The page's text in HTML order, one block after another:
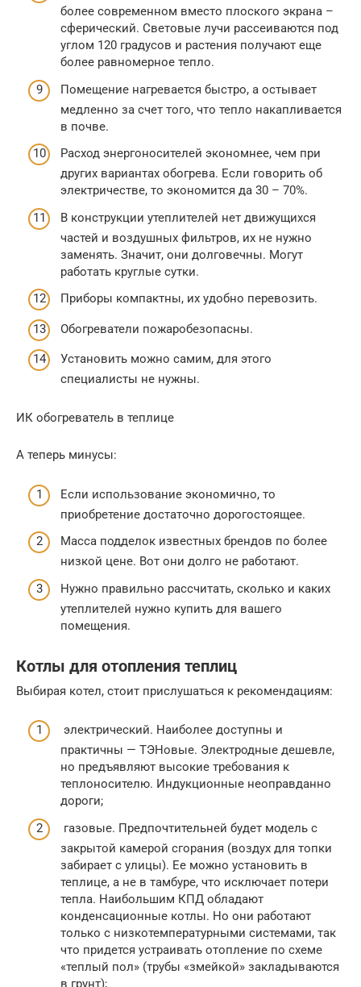
более современном вместо плоского экрана –
сферический. Световые лучи рассеиваются под
углом 120 градусов и растения получают еще
более равномерное тепло.
Помещение нагревается быстро, а остывает
медленно за счет того, что тепло накапливается
в почве.
Расход энергоносителей экономнее, чем при
других вариантах обогрева. Если говорить об
электричестве, то экономится да 30 – 70%.
В конструкции утеплителей нет движущихся
частей и воздушных фильтров, их не нужно
заменять. Значит, они долговечны. Могут
работать круглые сутки.
Приборы компактны, их удобно перевозить.
Обогреватели пожаробезопасны.
Установить можно самим, для этого
специалисты не нужны.
ИК обогреватель в теплице
А теперь минусы:
Если использование экономично, то
приобретение достаточно дорогостоящее.
Масса подделок известных брендов по более
низкой цене. Вот они долго не работают.
Нужно правильно рассчитать, сколько и каких
утеплителей нужно купить для вашего
помещения.
Котлы для отопления теплиц
Выбирая котел, стоит прислушаться к рекомендациям:
электрический. Наиболее доступны и
практичны — ТЭНовые. Электродные дешевле,
но предъявляют высокие требования к
теплоносителю. Индукционные неоправданно
дороги;
газовые. Предпочтительней будет модель с
закрытой камерой сгорания (воздух для топки
забирает с улицы). Ее можно установить в
теплице, а не в тамбуре, что исключает потери
тепла. Наибольшим КПД обладают
конденсационные котлы. Но они работают
только с низкотемпературными системами, так
что придется устраивать отопление по схеме
«теплый пол» (трубы «змейкой» закладываются
в грунт);